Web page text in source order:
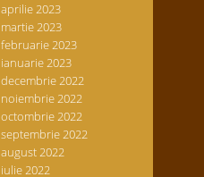
aprilie 2023
martie 2023
februarie 2023
ianuarie 2023
decembrie 2022
noiembrie 2022
octombrie 2022
septembrie 2022
august 2022
iulie 2022